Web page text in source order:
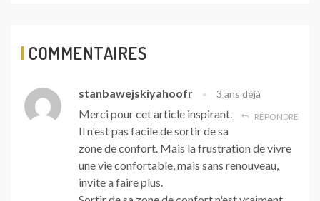
COMMENTAIRES
stanbawejskiyahoofr 3 ans déjà
RÉPONDRE
Merci pour cet article inspirant.
Il n'est pas facile de sortir de sa
zone de confort. Mais la frustration de vivre
une vie confortable, mais sans renouveau,
invite a faire plus.